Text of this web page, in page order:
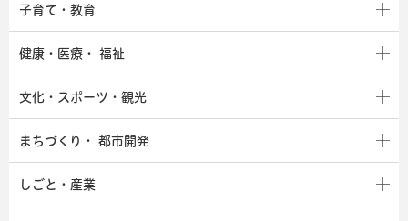
子育て・教育
健康・医療・ 福祉
文化・スポーツ・観光
まちづくり・ 都市開発
しごと・産業